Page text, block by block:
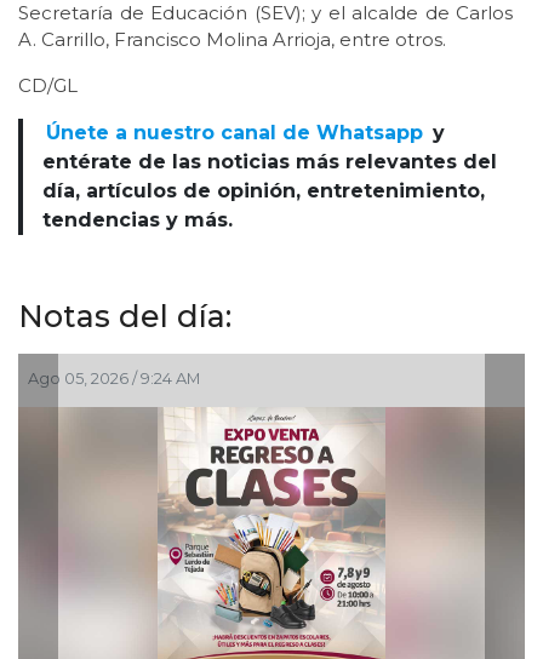
Secretaría de Educación (SEV); y el alcalde de Carlos
A. Carrillo, Francisco Molina Arrioja, entre otros.
CD/GL
Únete a nuestro canal de Whatsapp y
entérate de las noticias más relevantes del
día, artículos de opinión, entretenimiento,
tendencias y más.
Notas del día:
2026 / 9:24 AM